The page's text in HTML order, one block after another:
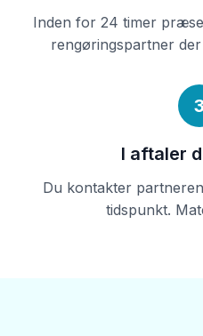
Inden for 24 timer
rengøringspartner
3
I aftaler
Du kontakter
tidspunkt.